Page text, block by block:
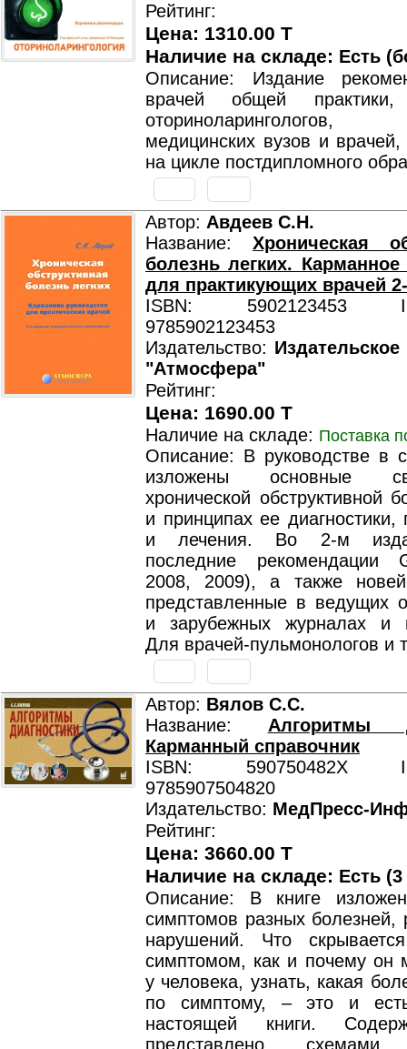
Рейтинг:
Цена: 1310.00 T
Наличие на складе: Есть
Описание: Издание
врачей общей практики,
оториноларингологов,
медицинских вузов и
на цикле постдипломного
Автор: Авдеев С.Н.
Название: Хроническая
болезнь легких. Карманное
для практикующих врачей
ISBN: 5902123453
9785902123453
Издательство:
"Атмосфера"
Рейтинг:
Цена: 1690.00 T
Наличие на складе: Поставка
Описание: В руководстве в
изложены основные
хронической обструктивной
и принципах ее диагностики,
и лечения. Во 2-м
последние рекомендации
2008, 2009), а также
представленные в ведущих
и зарубежных журналах и
Для врачей-пульмонологов и
Автор: Вялов С.С.
Название: Алгоритмы
Карманный справочник
ISBN: 590750482X
9785907504820
Издательство: МедПресс-
Рейтинг:
Цена: 3660.00 T
Наличие на складе: Есть
Описание: В книге
симптомов разных болезней,
нарушений. Что
симптомом, как и почему он
у человека, узнать, какая
по симптому, – это и
настоящей книги.
представлено схемами,